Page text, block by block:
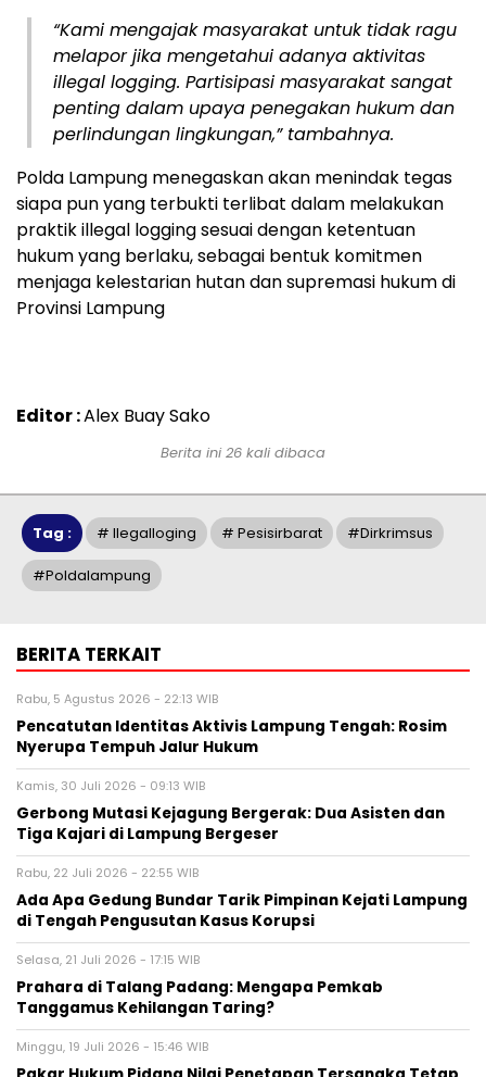
“Kami mengajak masyarakat untuk tidak ragu
melapor jika mengetahui adanya aktivitas
illegal logging. Partisipasi masyarakat sangat
penting dalam upaya penegakan hukum dan
perlindungan lingkungan,” tambahnya.
Polda Lampung menegaskan akan menindak tegas
siapa pun yang terbukti terlibat dalam melakukan
praktik illegal logging sesuai dengan ketentuan
hukum yang berlaku, sebagai bentuk komitmen
menjaga kelestarian hutan dan supremasi hukum di
Provinsi Lampung
Editor :Alex Buay Sako
Berita ini 26 kali dibaca
Tag : # Ilegalloging # Pesisirbarat #dirkrimsus
#poldalampung
BERITA TERKAIT
Rabu, 5 Agustus 2026 - 22:13 WIB
Pencatutan Identitas Aktivis Lampung Tengah: Rosim
Nyerupa Tempuh Jalur Hukum
Kamis, 30 Juli 2026 - 09:13 WIB
Gerbong Mutasi Kejagung Bergerak: Dua Asisten dan
Tiga Kajari di Lampung Bergeser
Rabu, 22 Juli 2026 - 22:55 WIB
Ada Apa Gedung Bundar Tarik Pimpinan Kejati Lampung
di Tengah Pengusutan Kasus Korupsi
Selasa, 21 Juli 2026 - 17:15 WIB
Prahara di Talang Padang: Mengapa Pemkab
Tanggamus Kehilangan Taring?
Minggu, 19 Juli 2026 - 15:46 WIB